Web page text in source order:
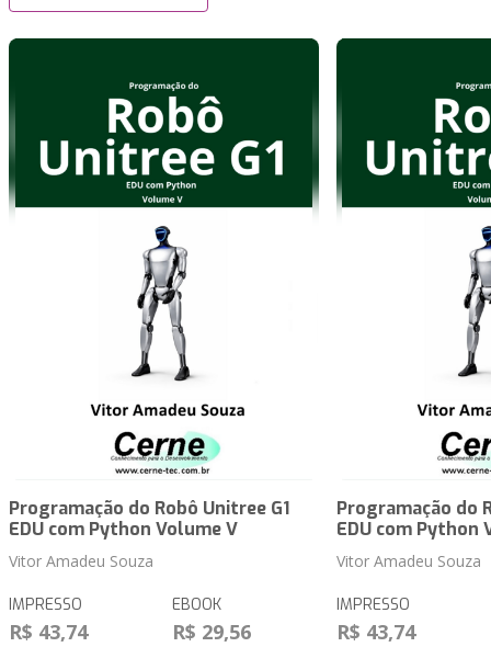
Programação do Robô Unitree G1
EDU com Python Volume V
Vitor Amadeu Souza
IMPRESSO
R$ 43,74
EBOOK
R$ 29,56
Programação do
EDU com Python
Vitor Amadeu Souza
IMPRESSO
R$ 43,74